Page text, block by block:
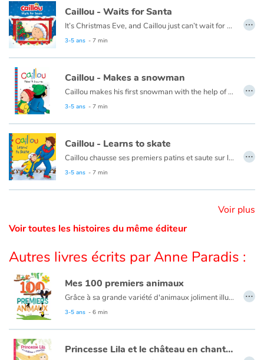
Amour et amitié
Sujets de société
Émotions et sentiments
Formats et illustrations
Catalogue anglais
Contraste +
Accueil
Famille
Écoles
Médiathèques
Vidéos & Tutoriaux
Caillou - Waits for Santa
It’s Christmas Eve, and Caillou just can’t wait for night time. He plans to stay up all night to see Santa, but he finds this a lot harder than he thought it would be.
This book is also available in French:
3-5 ans - 7 min
…
Caillou - Makes a snowman
Caillou makes his first snowman with the help of his friend, Sarah.
This book is also available in French:
3-5 ans - 7 min
…
Caillou - Learns to skate
Caillou chausse ses premiers patins et saute sur la glace. Après plusieurs chutes et bien des encouragements de la part de papa et maman, Caillou patine enfin !
Ce livre est aussi disponible en français :
3-5 ans - 7 min
…
Voir plus
Voir toutes les histoires du même éditeur
Autres livres écrits par Anne Paradis :
Mes 100 premiers animaux
Grâce à sa grande variété d'animaux joliment illustrés et mis en scène dans leur environnement, ce livre aide les plus petits à développer leur vocabulaire et les sensibilise à la diversité du monde animal.
3-5 ans - 6 min
…
Princesse Lila et le château en chantier